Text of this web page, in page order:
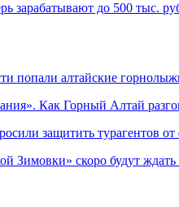
зарабатывают до 500 тыс.
попали алтайские
Как Горный Алтай
защитить турагентов от
Зимовки» скоро будут